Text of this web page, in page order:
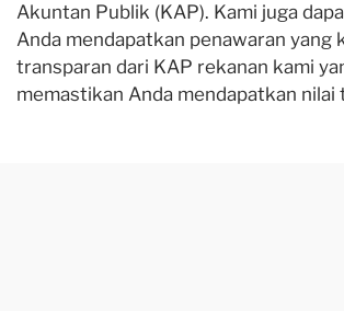
Akuntan Publik (KAP). Kami juga
Anda mendapatkan penawaran yang
transparan dari KAP rekanan kami
memastikan Anda mendapatkan nilai